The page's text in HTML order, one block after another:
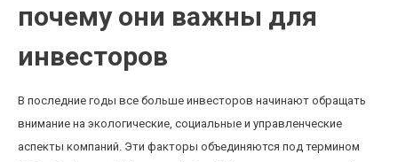
почему они важны для
инвесторов
В последние годы все больше инвесторов начинают обращать
внимание на экологические, социальные и управленческие
аспекты компаний. Эти факторы объединяются под термином